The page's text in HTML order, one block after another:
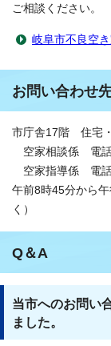
ご相談ください。
岐阜市不良空
お問い合わせ
市庁舎17階 住宅
空家相談係 電話
空家指導係 電話
午前8時45分から
く）
Q＆A
当市へのお問い
ました。